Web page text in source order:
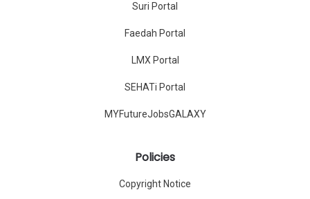
Suri Portal
Faedah Portal
LMX Portal
SEHATi Portal
MYFutureJobsGALAXY
Policies
Copyright Notice